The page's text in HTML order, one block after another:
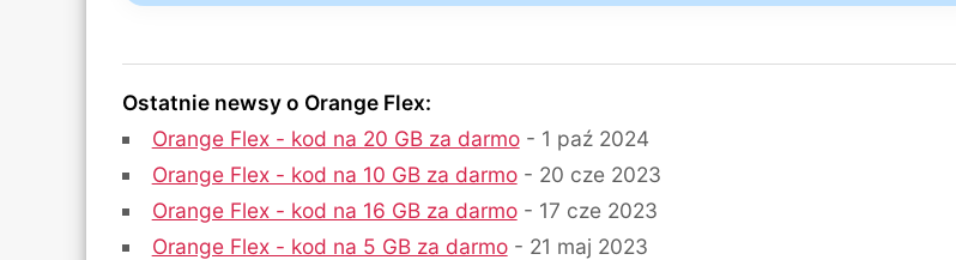
Ostatnie newsy o Orange Flex:
Orange Flex - kod na 20 GB za darmo- 1 paź 2024
Orange Flex - kod na 10 GB za darmo- 20 cze 2023
Orange Flex - kod na 16 GB za darmo- 17 cze 2023
Orange Flex - kod na 5 GB za darmo- 21 maj 2023